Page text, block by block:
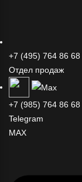
+7 (495) 764 86 68
Отдел продаж
+7 (985) 764 86 68
Telegram
MAX